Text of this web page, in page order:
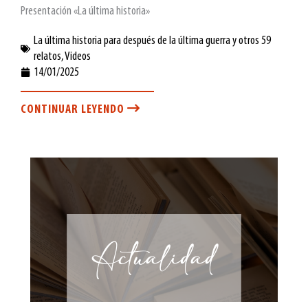
Presentación «La última historia»
La última historia para después de la última guerra y otros 59
relatos,Videos
14/01/2025
CONTINUAR LEYENDO